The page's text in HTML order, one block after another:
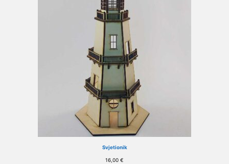
Svjetionik
16,00 €